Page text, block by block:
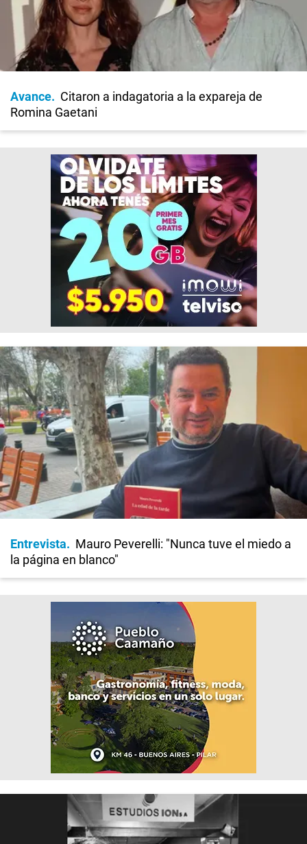
Avance
Citaron a indagatoria a la expareja de
Romina Gaetani
Entrevista
Mauro Peverelli: "Nunca tuve el miedo a
la página en blanco"